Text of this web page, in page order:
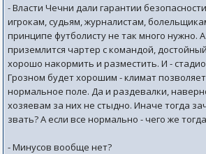
- Власти Чечни дали гарантии
игрокам, судьям, журналистам,
принципе футболисту не так много нужно.
приземлится чартер с командой,
хорошо накормить и разместить. И -
Грозном будет хорошим - климат
нормальное поле. Да и раздевалки,
хозяевам за них не стыдно. Иначе тогда
звать? А если все нормально - чего же
- Минусов вообще нет?